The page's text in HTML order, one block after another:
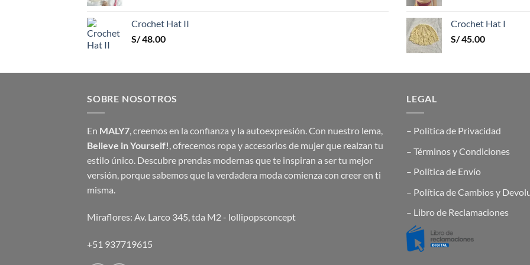
Crochet Hat II
S/48.00
Crochet Hat I
S/45.00
SOBRE NOSOTROS
En MALY7, creemos en la confianza y la autoexpresión. Con nuestro lema,
Believe in Yourself!, ofrecemos ropa y accesorios de mujer que realzan tu
estilo único. Descubre prendas modernas que te inspiran a ser tu mejor
versión, porque sabemos que la verdadera moda comienza con creer en ti
misma.
Miraflores: Av. Larco 345, tda M2 - lollipopsconcept
+51 937719615
LEGAL
– Política de Privacidad
– Términos y Condiciones
– Política de Envío
– Política de Cambios y
– Libro de Reclamaciones